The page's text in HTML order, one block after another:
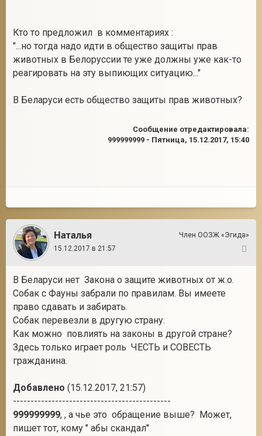
Кто то предложил в комментариях :
"...но тогда надо идти в общество защиты прав
животных в Белоруссии те уже должны уже как-то
реагировать на эту выпиющих ситуацию..."
В Беларуси есть общество защиты прав животных?
Сообщение отредактировала:
999999999 - Пятница, 15.12.2017, 15:40
Наталья
Член ООЗЖ «Эгида»
15.12.2017 в 21:57
В Беларуси нет Закона о защите животных от ж.о.
Собак с Фауны забрали по правилам. Вы имеете
право сдавать и забирать.
Собак перевезли в другую страну.
Как можно повлиять на законы в другой стране?
Здесь только играет роль ЧЕСТЬ и СОВЕСТЬ
гражданина.
Добавлено (15.12.2017, 21:57)
---------------------------------------------
999999999, , а чье это обращение выше? Может,
пишет тот, кому " абы скандал"